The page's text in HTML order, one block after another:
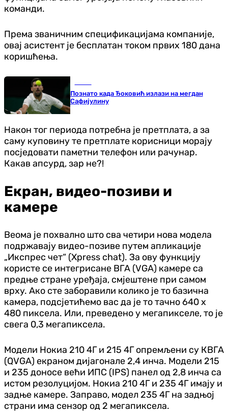
команди.
Према званичним спецификацијама компаније,
овај асистент је бесплатан током првих 180 дана
коришћења.
Познато када Ђоковић излази на мегдан
Сафијулину
Након тог периода потребна је претплата, а за
саму куповину те претплате корисници морају
посједовати паметни телефон или рачунар.
Какав апсурд, зар не?!
Екран, видео-позиви и
камере
Веома је похвално што сва четири нова модела
подржавају видео-позиве путем апликације
„Икспрес чет“ (Xpress chat). За ову функцију
користе се интегрисане ВГА (VGA) камере са
предње стране уређаја, смјештене при самом
врху. Ако сте заборавили колико је то базична
камера, подсјетићемо вас да је то тачно 640 x
480 пиксела. Или, преведено у мегапикселе, то је
свега 0,3 мегапиксела.
Модели Нокиа 210 4Г и 215 4Г опремљени су КВГА
(QVGA) екраном дијагонале 2,4 инча. Модели 215
и 235 доносе већи ИПС (IPS) панел од 2,8 инча са
истом резолуцијом. Нокиа 210 4Г и 235 4Г имају и
задње камере. Заправо, модел 235 4Г на задњој
страни има сензор од 2 мегапиксела.